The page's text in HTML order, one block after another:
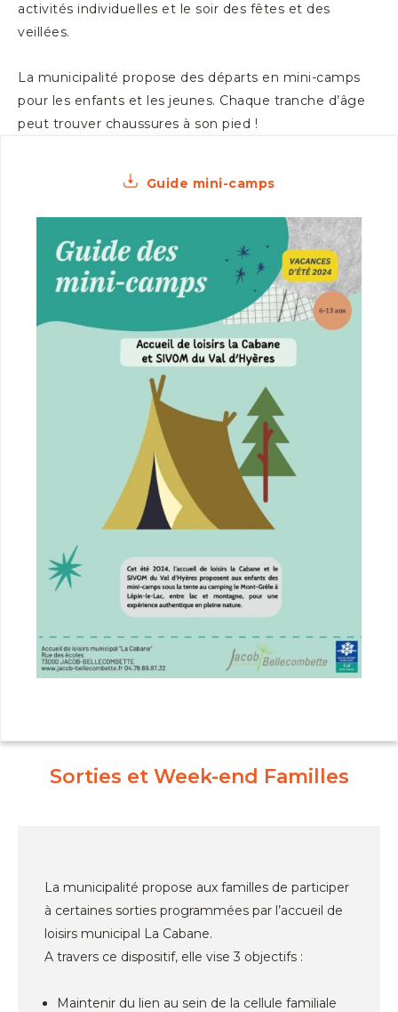
activités individuelles et le soir des fêtes et des
veillées.
La municipalité propose des départs en mini-camps
pour les enfants et les jeunes. Chaque tranche d’âge
peut trouver chaussures à son pied !
Guide mini-camps
Sorties et Week-end Familles
La municipalité propose aux familles de participer
à certaines sorties programmées par l’accueil de
loisirs municipal La Cabane.
A travers ce dispositif, elle vise 3 objectifs :
Maintenir du lien au sein de la cellule familiale